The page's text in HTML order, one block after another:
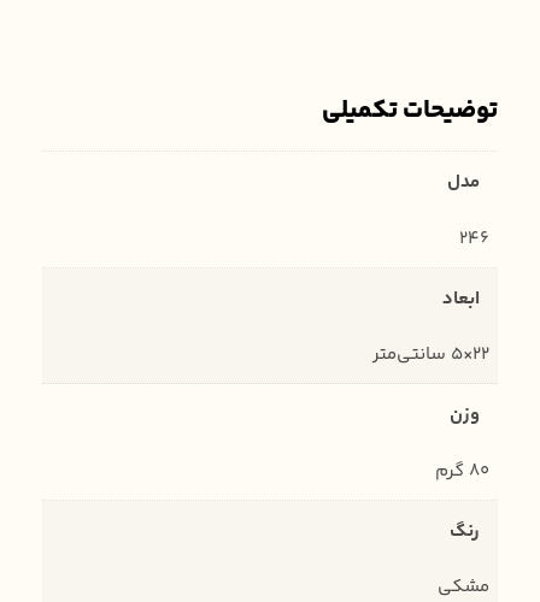
توضیحات تکمیلی
مدل
246
ابعاد
22×5 سانتی‌متر
وزن
80 گرم
رنگ
مشکی